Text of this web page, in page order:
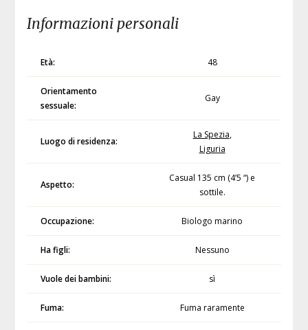
Informazioni personali
Età: 48
Orientamento
sessuale:
Gay
Luogo di residenza:
La Spezia,
Liguria
Aspetto:
Casual 135 cm (4’5 “) e
sottile.
Occupazione: Biologo marino
Ha figli: Nessuno
Vuole dei bambini: sì
Fuma: Fuma raramente